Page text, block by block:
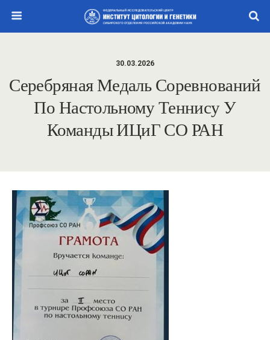
30.03.2026
Серебряная Медаль Соревнований
По Настольному Теннису У
Команды ИЦиГ СО РАН